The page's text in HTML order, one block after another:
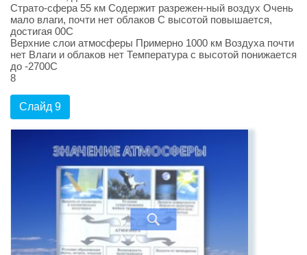
Страто-сфера 55 км Содержит разрежен-ный воздух Очень
мало влаги, почти нет облаков С высотой повышается,
достигая 00С
Верхние слои атмосферы Примерно 1000 км Воздуха почти
нет Влаги и облаков нет Температура с высотой понижается
до -2700С
8
Слайд 9